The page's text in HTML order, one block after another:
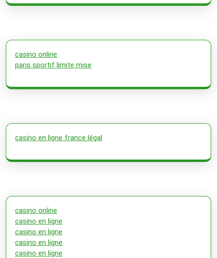
casino online
paris sportif limite mise
casino en ligne france légal
casino online
casino en ligne
casino en ligne
casino en ligne
casino en ligne